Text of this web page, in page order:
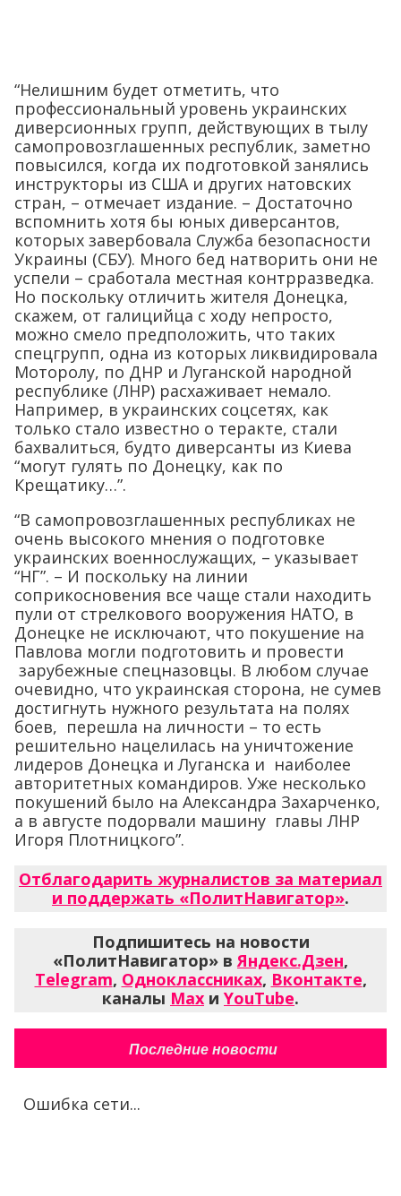
“Нелишним будет отметить, что
профессиональный уровень украинских
диверсионных групп, действующих в тылу
самопровозглашенных республик, заметно
повысился, когда их подготовкой занялись
инструкторы из США и других натовских
стран, – отмечает издание. – Достаточно
вспомнить хотя бы юных диверсантов,
которых завербовала Служба безопасности
Украины (СБУ). Много бед натворить они не
успели – сработала местная контрразведка.
Но поскольку отличить жителя Донецка,
скажем, от галицийца с ходу непросто,
можно смело предположить, что таких
спецгрупп, одна из которых ликвидировала
Моторолу, по ДНР и Луганской народной
республике (ЛНР) расхаживает немало.
Например, в украинских соцсетях, как
только стало известно о теракте, стали
бахвалиться, будто диверсанты из Киева
“могут гулять по Донецку, как по
Крещатику…”.
“В самопровозглашенных республиках не
очень высокого мнения о подготовке
украинских военнослужащих, – указывает
“НГ”. – И поскольку на линии
соприкосновения все чаще стали находить
пули от стрелкового вооружения НАТО, в
Донецке не исключают, что покушение на
Павлова могли подготовить и провести
зарубежные спецназовцы. В любом случае
очевидно, что украинская сторона, не сумев
достигнуть нужного результата на полях
боев, перешла на личности – то есть
решительно нацелилась на уничтожение
лидеров Донецка и Луганска и наиболее
авторитетных командиров. Уже несколько
покушений было на Александра Захарченко,
а в августе подорвали машину главы ЛНР
Игоря Плотницкого”.
Отблагодарить журналистов за материал
и поддержать «ПолитНавигатор».
Подпишитесь на новости
«ПолитНавигатор» в Яндекс.Дзен,
Telegram, Одноклассниках, Вконтакте,
каналы Max и YouTube.
Последние новости
Ошибка сети...